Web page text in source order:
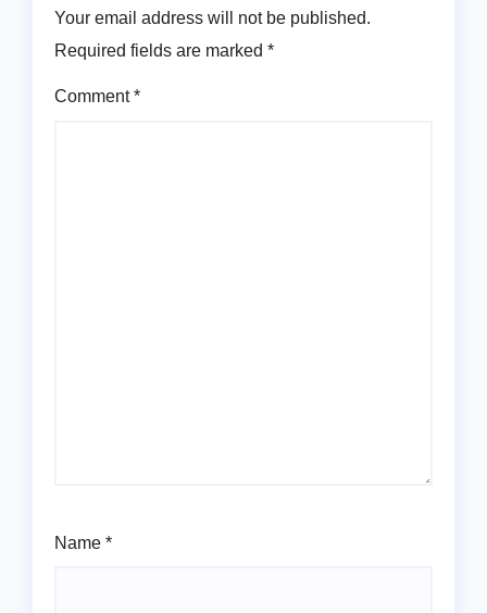
Your email address will not be published.
Required fields are marked *
Comment*
Name *